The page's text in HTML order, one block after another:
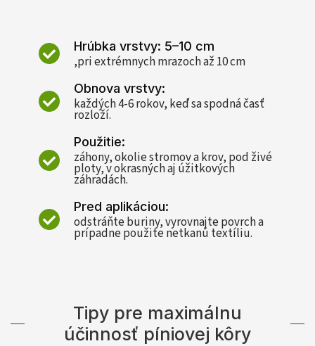
Hrúbka vrstvy: 5–10 cm
,pri extrémnych mrazoch až 10 cm
Obnova vrstvy:
každých 4-6 rokov, keď sa spodná časť
rozloží.
Použitie:
záhony, okolie stromov a krov, pod živé
ploty, v okrasných aj úžitkových
záhradách.
Pred aplikáciou:
odstráňte buriny, vyrovnajte povrch a
prípadne použite netkanú textíliu.
Tipy pre maximálnu
účinnosť píniovej kôry